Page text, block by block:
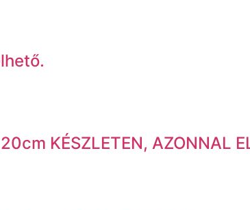
KÉSZLETEN, AZONNAL